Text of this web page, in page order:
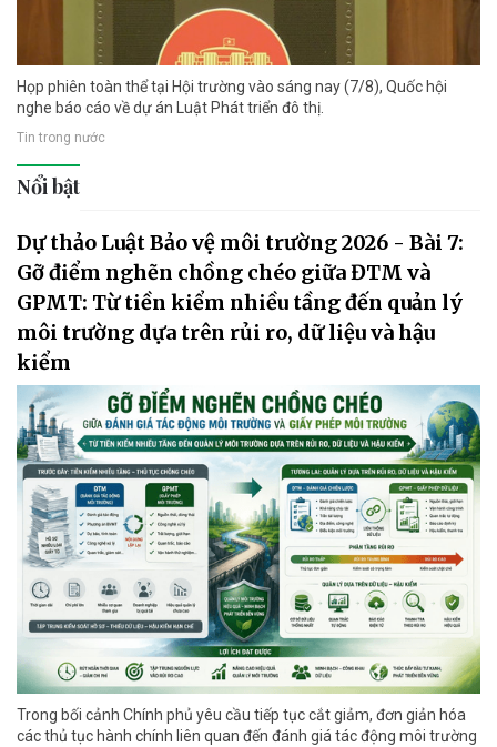
Họp phiên toàn thể tại Hội trường vào sáng nay (7/8), Quốc hội
nghe báo cáo về dự án Luật Phát triển đô thị.
Tin trong nước
Nổi bật
Dự thảo Luật Bảo vệ môi trường 2026 - Bài 7:
Gỡ điểm nghẽn chồng chéo giữa ĐTM và
GPMT: Từ tiền kiểm nhiều tầng đến quản lý
môi trường dựa trên rủi ro, dữ liệu và hậu
kiểm
Trong bối cảnh Chính phủ yêu cầu tiếp tục cắt giảm, đơn giản hóa
các thủ tục hành chính liên quan đến đánh giá tác động môi trường